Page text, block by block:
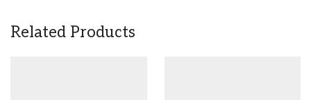
Related Products